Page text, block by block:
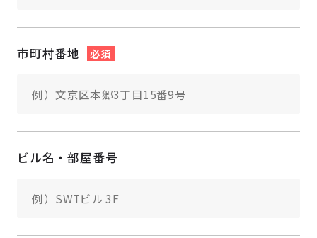
市町村番地 必須
ビル名・部屋番号